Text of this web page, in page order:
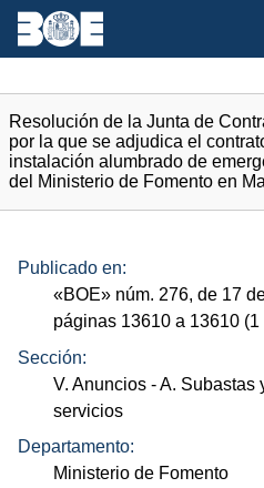
Resolución de la Junta de
por la que se adjudica el
instalación alumbrado de
del Ministerio de Fomento en
Publicado en:
«BOE» núm. 276, de 17
páginas 13610 a 13610 (1
Sección:
V. Anuncios - A. Subastas
servicios
Departamento:
Ministerio de Fomento